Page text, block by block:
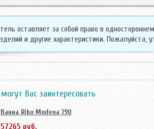
оставляет за собой право в
и другие характеристики.
Вас заинтересовать
Ванна Riho Modena 190
57265 руб.